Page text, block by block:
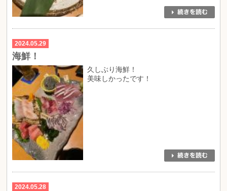
2024.05.29
海鮮！
久しぶり海鮮！
美味しかったです！
2024.05.28